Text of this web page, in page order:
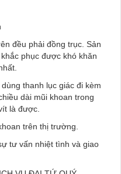
đều phải đồng trục. Sản
phục được khó khăn
thanh lục giác đi kèm
dài mũi khoan trong
là được.
trên thị trường.
tư vấn nhiệt tình và giao